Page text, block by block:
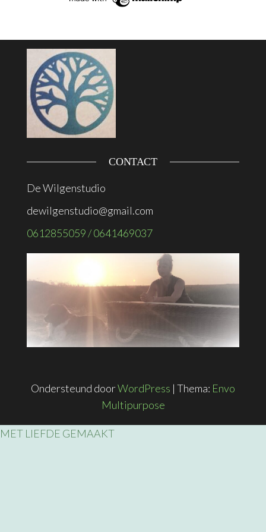
CONTACT
De Wilgenstudio
dewilgenstudio@gmail.com
0612855059 / 0641469037
Ondersteund doorWordPress | Thema: Envo
Multipurpose
MET LIEFDE GEMAAKT